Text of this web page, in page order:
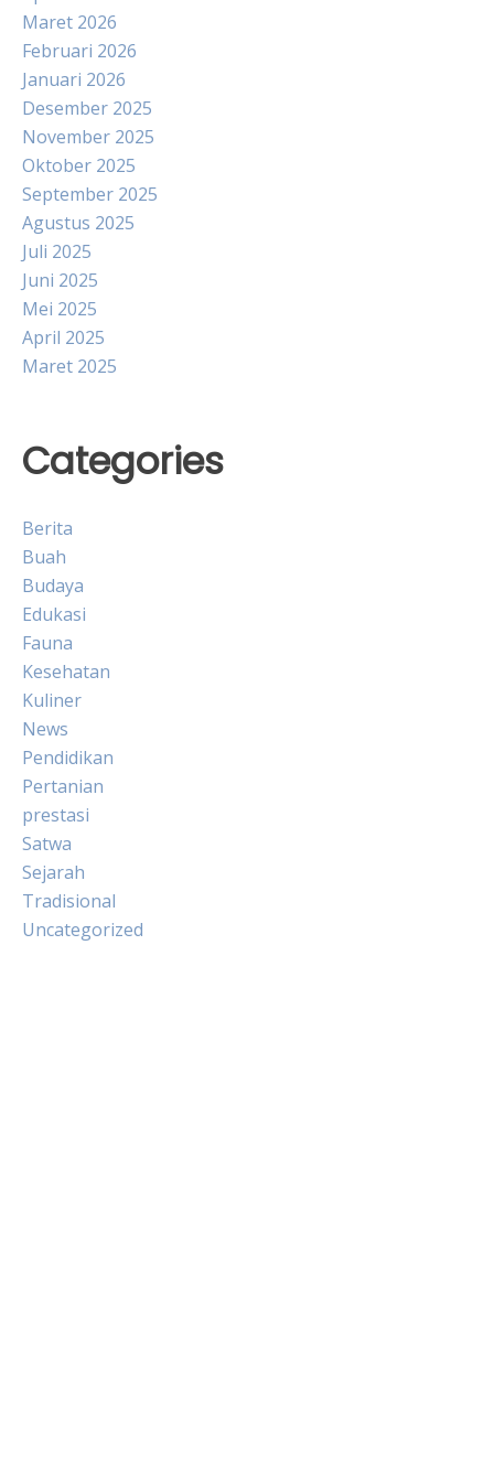
Maret 2026
Februari 2026
Januari 2026
Desember 2025
November 2025
Oktober 2025
September 2025
Agustus 2025
Juli 2025
Juni 2025
Mei 2025
April 2025
Maret 2025
Categories
Berita
Buah
Budaya
Edukasi
Fauna
Kesehatan
Kuliner
News
Pendidikan
Pertanian
prestasi
Satwa
Sejarah
Tradisional
Uncategorized